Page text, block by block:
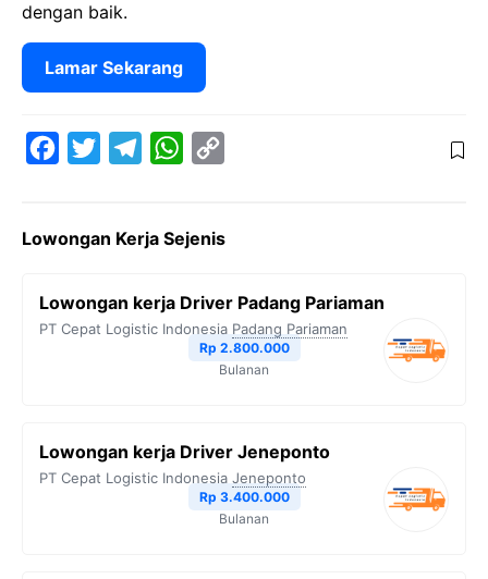
dengan baik.
Lamar Sekarang
e
o
t
e
e
r
W
t
A
y
i
n
k
Lowongan Kerja Sejenis
Lowongan kerja Driver Padang Pariaman
PT Cepat Logistic Indonesia Padang Pariaman
Rp 2.800.000
Bulanan
Lowongan kerja Driver Jeneponto
PT Cepat Logistic Indonesia Jeneponto
Rp 3.400.000
Bulanan